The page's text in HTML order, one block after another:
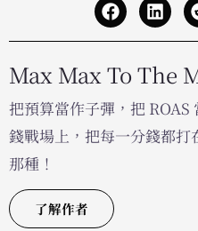
Max Max To The
把預算當作子彈，把
錢戰場上，把每一分錢都
那種！
了解作者